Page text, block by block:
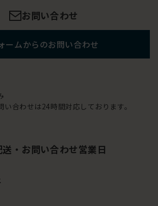
お問い合わせ
ームからのお問い合わせ
合わせは24時間対応しております。
送・お問い合わせ営業日